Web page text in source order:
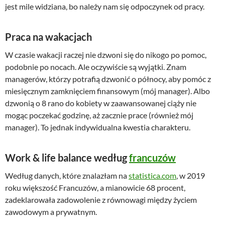
jest mile widziana, bo należy nam się odpoczynek od pracy.
Praca na wakacjach
W czasie wakacji raczej nie dzwoni się do nikogo po pomoc,
podobnie po nocach. Ale oczywiście są wyjątki. Znam
managerów, którzy potrafią dzwonić o północy, aby pomóc z
miesięcznym zamknięciem finansowym (mój manager). Albo
dzwonią o 8 rano do kobiety w zaawansowanej ciąży nie
mogąc poczekać godzinę, aż zacznie prace (również mój
manager). To jednak indywidualna kwestia charakteru.
Work & life balance wedługfrancuzów
Według danych, które znalazłam nastatistica.com, w 2019
roku większość Francuzów, a mianowicie 68 procent,
zadeklarowała zadowolenie z równowagi między życiem
zawodowym a prywatnym.